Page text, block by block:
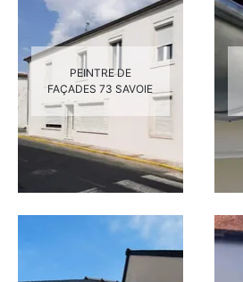
PEINTRE DE
FAÇADES 73 SAVOIE